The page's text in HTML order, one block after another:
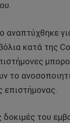
αναπτύχθηκε
κατά της
το
επιστήμονας.
δοκιμές του